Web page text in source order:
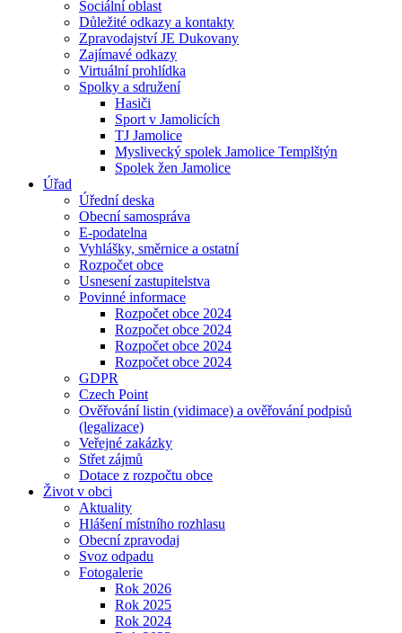
Sociální oblast
Důležité odkazy a kontakty
Zpravodajství JE Dukovany
Zajímavé odkazy
Virtuální prohlídka
Spolky a sdružení
Hasiči
Sport v Jamolicích
TJ Jamolice
Myslivecký spolek Jamolice Templštýn
Spolek žen Jamolice
Úřad
Úřední deska
Obecní samospráva
E-podatelna
Vyhlášky, směrnice a ostatní
Rozpočet obce
Usnesení zastupitelstva
Povinné informace
Rozpočet obce 2024
Rozpočet obce 2024
Rozpočet obce 2024
Rozpočet obce 2024
GDPR
Czech Point
Ověřování listin (vidimace) a ověřování podpisů
(legalizace)
Veřejné zakázky
Střet zájmů
Dotace z rozpočtu obce
Život v obci
Aktuality
Hlášení místního rozhlasu
Obecní zpravodaj
Svoz odpadu
Fotogalerie
Rok 2026
Rok 2025
Rok 2024